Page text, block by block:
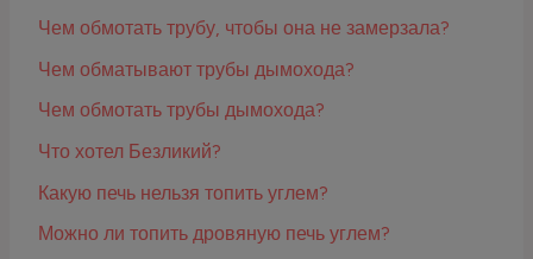
Чем обмотать трубу, чтобы она не замерзала?
Чем обматывают трубы дымохода?
Чем обмотать трубы дымохода?
Что хотел Безликий?
Какую печь нельзя топить углем?
Можно ли топить дровяную печь углем?